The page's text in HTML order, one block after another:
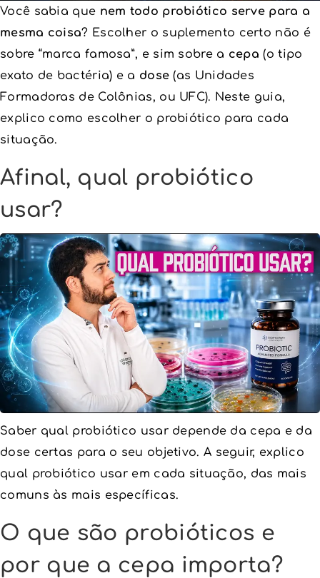
Fontes
Você sabia que nem todo probiótico serve para a
mesma coisa? Escolher o suplemento certo não é
sobre “marca famosa”, e sim sobre a cepa (o tipo
exato de bactéria) e a dose (as Unidades
Formadoras de Colônias, ou UFC). Neste guia,
explico como escolher o probiótico para cada
situação.
Afinal, qual probiótico
usar?
Saber qual probiótico usar depende da cepa e da
dose certas para o seu objetivo. A seguir, explico
qual probiótico usar em cada situação, das mais
comuns às mais específicas.
O que são probióticos e
por que a cepa importa?